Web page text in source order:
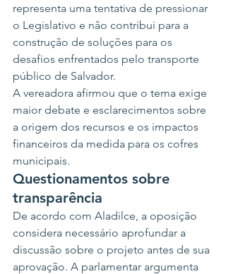
representa uma tentativa de pressionar
o Legislativo e não contribui para a
construção de soluções para os
desafios enfrentados pelo transporte
público de Salvador.
A vereadora afirmou que o tema exige
maior debate e esclarecimentos sobre
a origem dos recursos e os impactos
financeiros da medida para os cofres
municipais.
Questionamentos sobre
transparência
De acordo com Aladilce, a oposição
considera necessário aprofundar a
discussão sobre o projeto antes de sua
aprovação. A parlamentar argumenta